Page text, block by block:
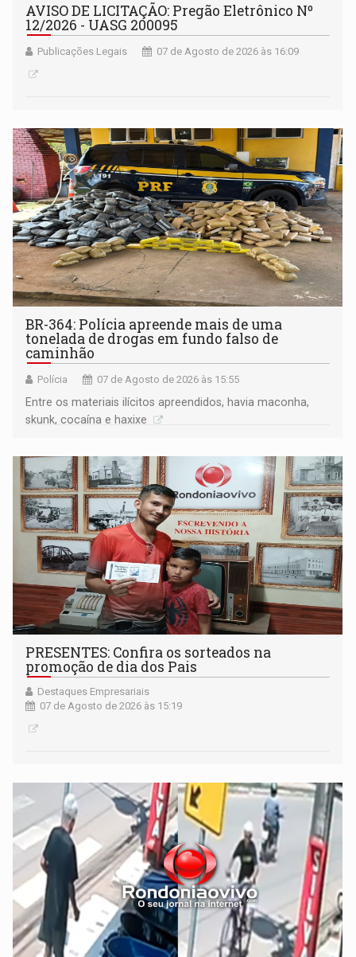
AVISO DE LICITAÇÃO: Pregão Eletrônico Nº
12/2026 - UASG 200095
Publicações Legais 07 de Agosto de 2026 às 16:09
BR-364: Polícia apreende mais de uma
tonelada de drogas em fundo falso de
caminhão
Polícia 07 de Agosto de 2026 às 15:55
Entre os materiais ilícitos apreendidos, havia maconha,
skunk, cocaína e haxixe
PRESENTES: Confira os sorteados na
promoção de dia dos Pais
Destaques Empresariais
07 de Agosto de 2026 às 15:19